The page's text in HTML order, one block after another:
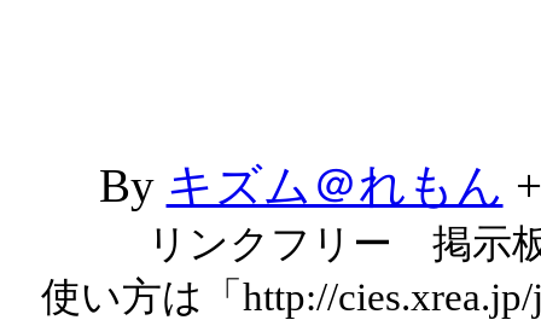
By キズム＠れもん
リンクフリー 掲示
使い方は「http://